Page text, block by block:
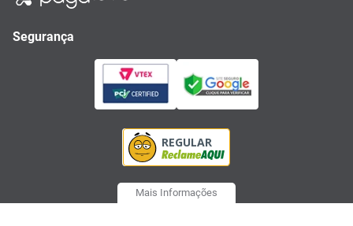
Segurança
Mais Informações